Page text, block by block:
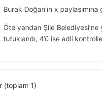
Burak Doğan’ın x
Öte yandan Şile
tutuklandı, 4’ü ise adli
(toplam 1)